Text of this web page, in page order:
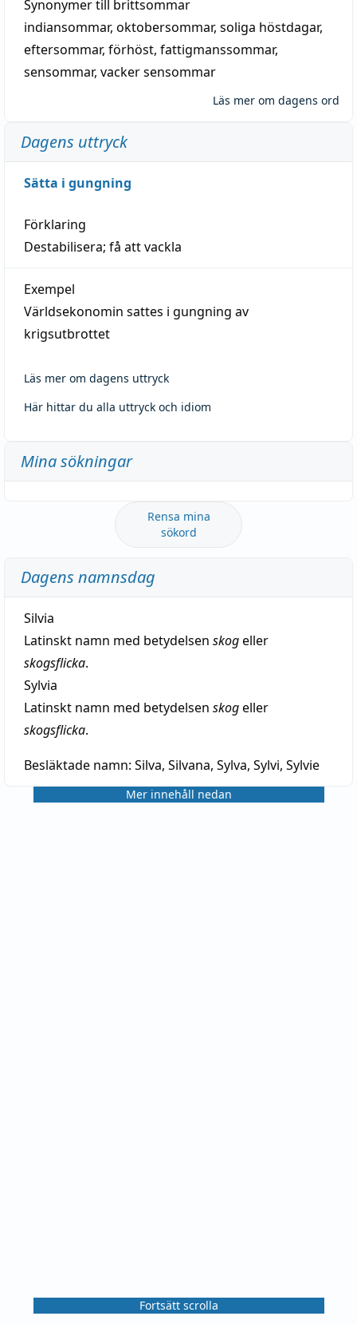
Synonymer till brittsommar
indiansommar, oktobersommar, soliga höstdagar,
eftersommar, förhöst, fattigmanssommar,
sensommar, vacker sensommar
Läs mer om dagens ord
Dagens uttryck
Sätta i gungning
Förklaring
Destabilisera; få att vackla
Exempel
Världsekonomin sattes i gungning av
krigsutbrottet
Läs mer om dagens uttryck
Här hittar du alla uttryck och idiom
Mina sökningar
Rensa mina
sökord
Dagens namnsdag
Silvia
Latinskt namn med betydelsen skogeller
skogsflicka.
Sylvia
Latinskt namn med betydelsen skogeller
skogsflicka.
Besläktade namn: Silva, Silvana, Sylva, Sylvi, Sylvie
Mer innehåll nedan
Fortsätt scrolla